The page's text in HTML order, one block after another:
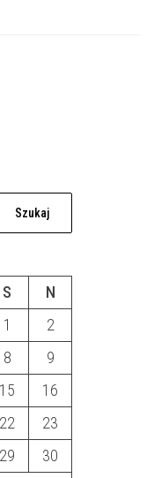
Szukaj
S
N
1
2
8
9
15
16
22
23
29 30